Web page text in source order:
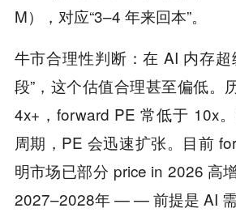
M），对应“3–4 年来回本”。
牛市合理性判断：在 AI 内存超
段”，这个估值合理甚至偏低。
4x+，forward PE 常低于 10x
周期，PE 会迅速扩张。目前
明市场已部分 price in 2026 高
2027–2028年 — — 前提是 AI 需